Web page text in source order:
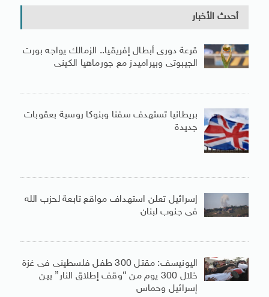
أحدث الأخبار
قرعة دورى أبطال إفريقيا.. الزمالك يواجه بورت
الجيبوتى وبيراميدز مع جورماهيا الكينى
بريطانيا تستهدف سفنا وبنوكا روسية بعقوبات
جديدة
إسرائيل تعلن استهداف مواقع تابعة لحزب الله
فى جنوب لبنان
اليونيسف: مقتل 300 طفل فلسطينى فى غزة
خلال 300 يوم من “وقف إطلاق النار” بين
إسرائيل وحماس